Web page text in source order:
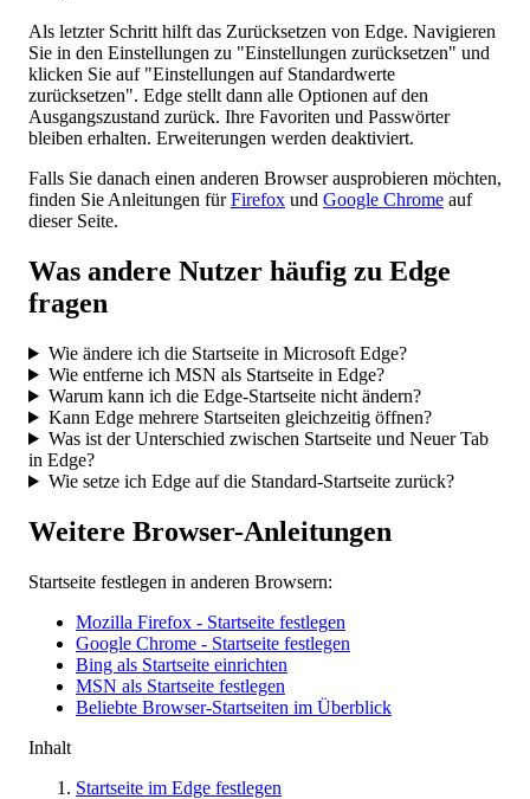
Als letzter Schritt hilft das Zurücksetzen von Edge. Navigieren
Sie in den Einstellungen zu "Einstellungen zurücksetzen" und
klicken Sie auf "Einstellungen auf Standardwerte
zurücksetzen". Edge stellt dann alle Optionen auf den
Ausgangszustand zurück. Ihre Favoriten und Passwörter
bleiben erhalten. Erweiterungen werden deaktiviert.
Falls Sie danach einen anderen Browser ausprobieren möchten,
finden Sie Anleitungen fürFirefox und Google Chrome auf
dieser Seite.
Was andere Nutzer häufig zu Edge
fragen
Wie ändere ich die Startseite in Microsoft Edge?
Wie entferne ich MSN als Startseite in Edge?
Warum kann ich die Edge-Startseite nicht ändern?
Kann Edge mehrere Startseiten gleichzeitig öffnen?
Was ist der Unterschied zwischen Startseite und Neuer Tab
in Edge?
Wie setze ich Edge auf die Standard-Startseite zurück?
Weitere Browser-Anleitungen
Startseite festlegen in anderen Browsern:
Mozilla Firefox - Startseite festlegen
Google Chrome - Startseite festlegen
Bing als Startseite einrichten
MSN als Startseite festlegen
Beliebte Browser-Startseiten im Überblick
Inhalt
Startseite im Edge festlegen